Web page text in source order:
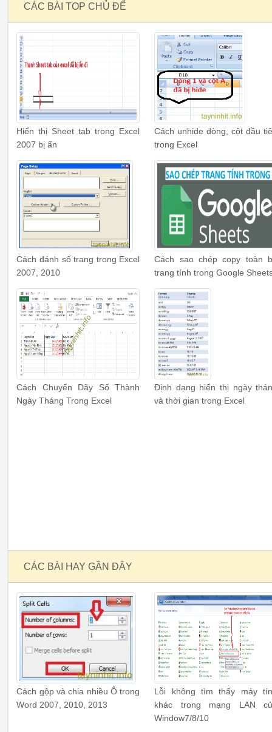
CÁC BÀI TOP CHỦ ĐỂ
Hiển thị Sheet tab trong Excel
2007 bị ẩn
Cách unhide dòng, cột đầu
trong Excel
Cách đánh số trang trong Excel
2007, 2010
Cách sao chép copy toàn
trang tính trong Google
Cách Chuyển Dãy Số Thành
Ngày Tháng Trong Excel
Định dạng hiển thị ngày
và thời gian trong Excel
CÁC BÀI HAY GẦN ĐÂY
Cách gộp và chia nhiều Ô trong
Word 2007, 2010, 2013
Lỗi không tìm thấy máy
khác trong mạng LAN
Window7/8/10